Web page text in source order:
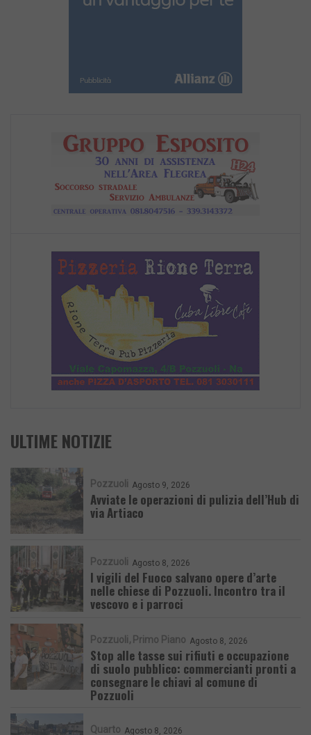
ULTIME NOTIZIE
Pozzuoli Agosto 9, 2026
Avviate le operazioni di pulizia dell’Hub di
via Artiaco
Pozzuoli Agosto 8, 2026
I vigili del Fuoco salvano opere d’arte
nelle chiese di Pozzuoli. Incontro tra il
vescovo e i parroci
Pozzuoli Primo Piano Agosto 8, 2026
Stop alle tasse sui rifiuti e occupazione
di suolo pubblico: commercianti pronti a
consegnare le chiavi al comune di
Pozzuoli
Quarto Agosto 8, 2026